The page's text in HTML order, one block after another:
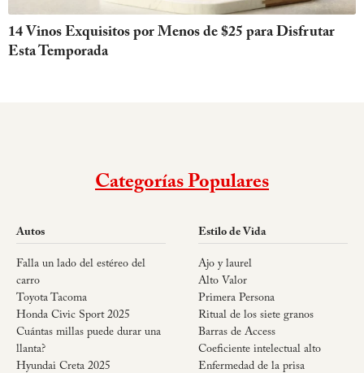
14 Vinos Exquisitos por Menos de $25 para Disfrutar
Esta Temporada
Categorías Populares
Autos
Falla un lado del estéreo del
carro
Toyota Tacoma
Honda Civic Sport 2025
Cuántas millas puede durar una
llanta?
Hyundai Creta 2025
Estilo de Vida
Ajo y laurel
Alto Valor
Primera Persona
Ritual de los siete granos
Barras de Access
Coeficiente intelectual alto
Enfermedad de la prisa